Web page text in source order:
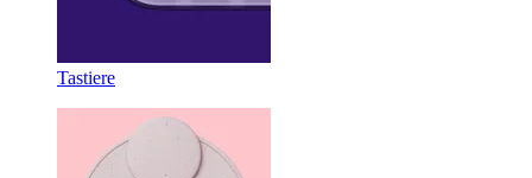
Tastiere